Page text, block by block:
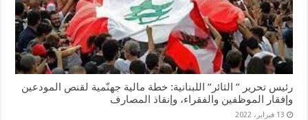
رئيس تحرير ” الثائر” اللبنانية: خطة مالية جهنّمية لقنص المودعين
وإفقار الموظفين والفقراء، وإنقاذ المصارف
13 فبراير، 2022